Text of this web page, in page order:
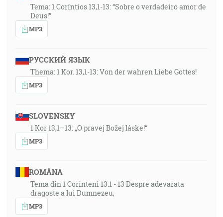
Tema: 1 Coríntios 13,1-13: “Sobre o verdadeiro amor de
Deus!”
MP3
РУССКИЙ ЯЗЫК
Thema: 1 Kor. 13,1-13: Von der wahren Liebe Gottes!
MP3
SLOVENSKY
1 Kor 13,1–13: „O pravej Božej láske!“
MP3
ROMÂNA
Tema din 1 Corinteni 13:1 - 13 Despre adevarata
dragoste a lui Dumnezeu,
MP3